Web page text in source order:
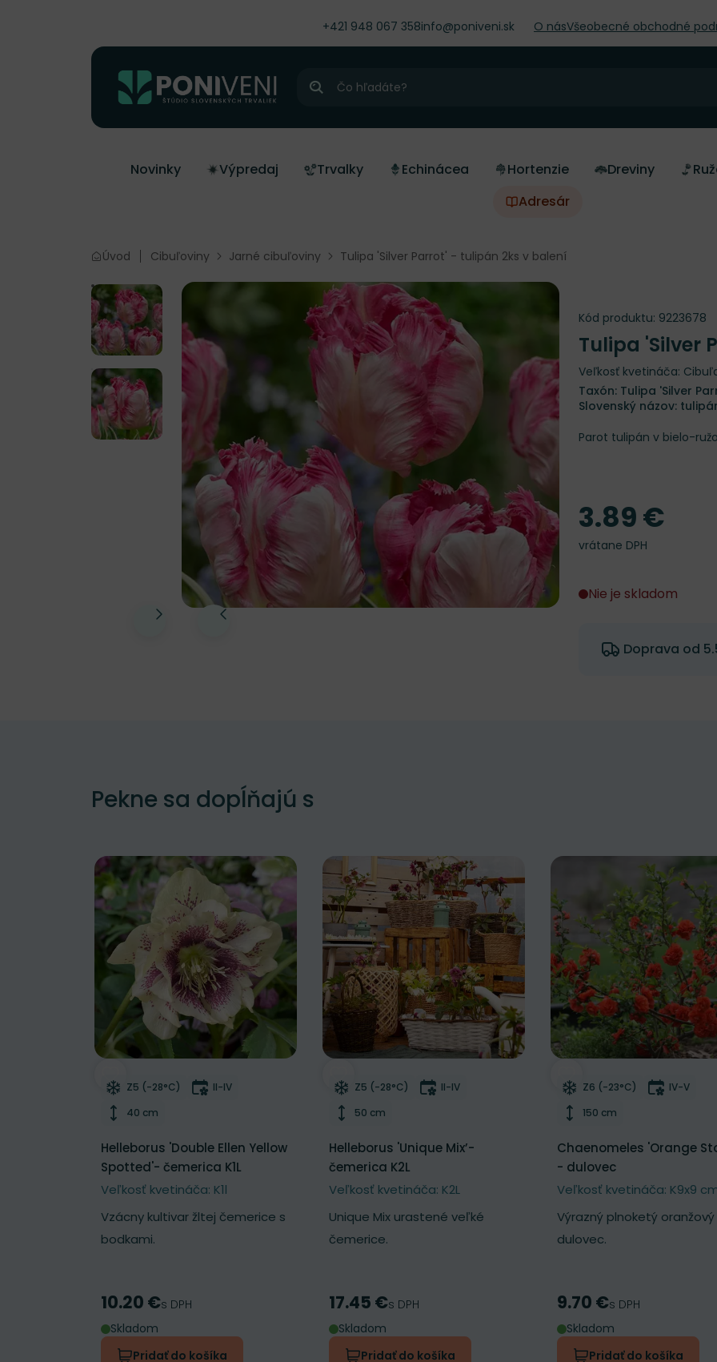
+421 948 067 358info@poniveni.sk O násVšeobecné obchodné
Hľadať
Novinky Výpredaj Trvalky Echinácea Hortenzie Dreviny
Adresár
Úvod Cibuľoviny Jarné cibuľoviny Tulipa 'Silver Parrot' - tulipán 2ks v balení
Kód produktu: 9223678
Tulipa 'Silver
Veľkosť kvetináča:
Taxón: Tulipa 'Silver
Slovenský názov:
Parot tulipán v bielo-
Cena
3.89 €
vrátane DPH
Nie je skladom
Doprava od
Pekne sa dopĺňajú s
Odober do zoznamu želaní
Mrazuvzdornosť
Z5 (-28°C) Doba kvitnutia
II-IV
Výška rastliny
40 cm
Helleborus 'Double Ellen Yellow
Spotted'- čemerica K1L
Veľkosť kvetináča: K1l
Vzácny kultivar žltej čemerice s
bodkami.
Cena
10.20 €s DPH
Skladom
Pridať do košíka
Odober do zoznamu želaní
Mrazuvzdornosť
Z5 (-28°C) Doba kvitnutia
II-IV
Výška rastliny
50 cm
Helleborus 'Unique Mix’-
čemerica K2L
Veľkosť kvetináča: K2L
Unique Mix urastené veľké
čemerice.
Cena
17.45 €s DPH
Skladom
Pridať do košíka
Odober do zoznamu želaní
Mrazuvzdornosť
Z6 (-23°C) Doba
IV-V
Výška rastliny
150 cm
Chaenomeles 'Orange
- dulovec
Veľkosť kvetináča: K9x9
Výrazný plnoketý oranžový
dulovec.
Cena
9.70 €s DPH
Skladom
Pridať do košíka